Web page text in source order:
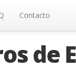
Contacto
de